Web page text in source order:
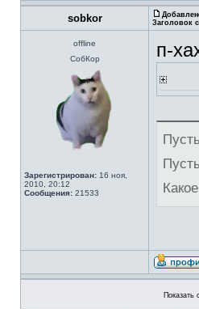
sobkor
Заголовок
offline
СобКор
Зарегистрирован: 16 ноя,
2010, 20:12
Сообщения: 21533
п-
Показать